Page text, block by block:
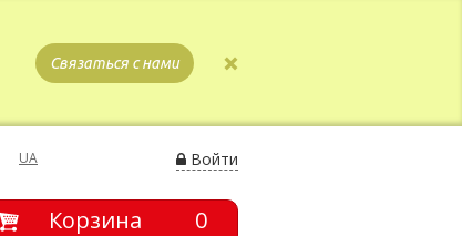
Связаться с нами
UA Войти
Корзина 0